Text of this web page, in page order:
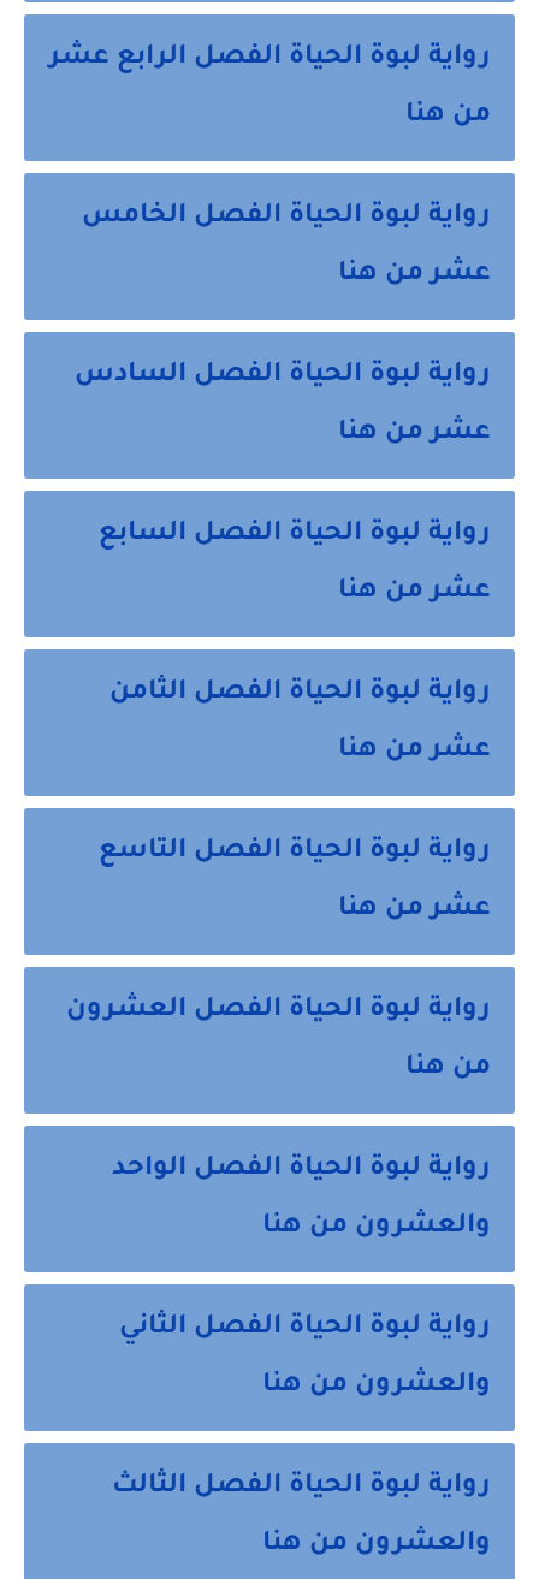
رواية لبوة الحياة الفصل الرابع عشر
من هنا
رواية لبوة الحياة الفصل الخامس
عشر من هنا
رواية لبوة الحياة الفصل السادس
عشر من هنا
رواية لبوة الحياة الفصل السابع
عشر من هنا
رواية لبوة الحياة الفصل الثامن
عشر من هنا
رواية لبوة الحياة الفصل التاسع
عشر من هنا
رواية لبوة الحياة الفصل العشرون
من هنا
رواية لبوة الحياة الفصل الواحد
والعشرون من هنا
رواية لبوة الحياة الفصل الثاني
والعشرون من هنا
رواية لبوة الحياة الفصل الثالث
والعشرون من هنا